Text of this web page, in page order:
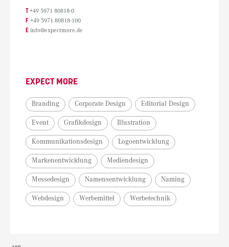
T +49 5971 80818-0
F +49 5971 80818-100
E info@expectmore.de
EXPECT MORE
Branding Corporate Design Editorial Design
Event Grafikdesign Illustration
Kommunikationsdesign Logoentwicklung
Markenentwicklung Mediendesign
Messedesign Namensentwicklung Naming
Webdesign Werbemittel Werbetechnik